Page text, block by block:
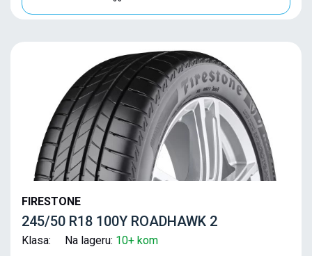
FIRESTONE
245/50 R18 100Y ROADHAWK 2
Klasa: Na lageru: 10+ kom